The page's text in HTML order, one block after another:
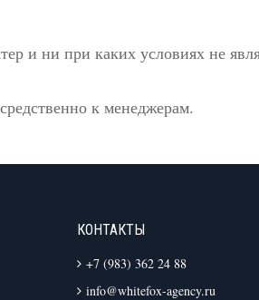
и ни при каких условиях не
к менеджерам.
КОНТАКТЫ
+7 (983) 362 24 88
info@whitefox-agency.ru